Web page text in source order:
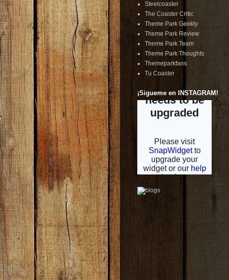
Steelcoaster
The Coaster Critic
Theme Park Geekly
Theme Park Review
Theme Park Team
Theme Park Thoughts
Themeparkfans
Tu Coaster
¡Sigueme en INSTAGRAM!